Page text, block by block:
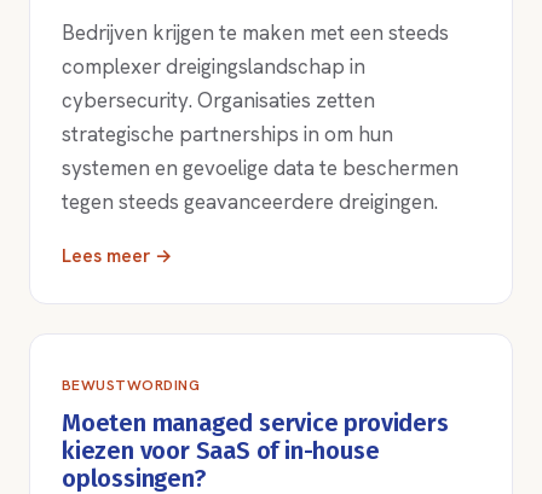
Bedrijven krijgen te maken met een steeds
complexer dreigingslandschap in
cybersecurity. Organisaties zetten
strategische partnerships in om hun
systemen en gevoelige data te beschermen
tegen steeds geavanceerdere dreigingen.
Lees meer →
BEWUSTWORDING
Moeten managed service providers
kiezen voor SaaS of in-house
oplossingen?